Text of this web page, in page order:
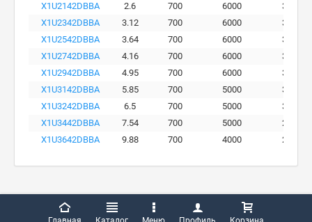
X1U2142DBBA
2.6 700 6000
300
X1U2342DBBA
3.12 700 6000
300
X1U2542DBBA
3.64 700 6000
300
X1U2742DBBA
4.16 700 6000
300
X1U2942DBBA
4.95 700 6000
300
X1U3142DBBA
5.85 700 5000
300
X1U3242DBBA
6.5 700 5000
300
X1U3442DBBA
7.54 700 5000
260
X1U3642DBBA
9.88 700 4000 230